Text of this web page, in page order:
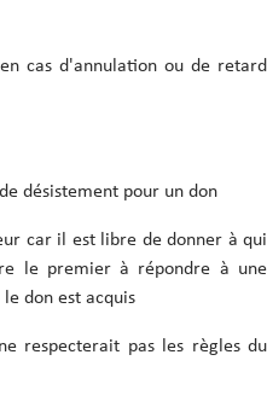
cas d'annulation ou de retard
désistement pour un don
car il est libre de donner à qui
le premier à répondre à une
don est acquis
respecterait pas les règles du